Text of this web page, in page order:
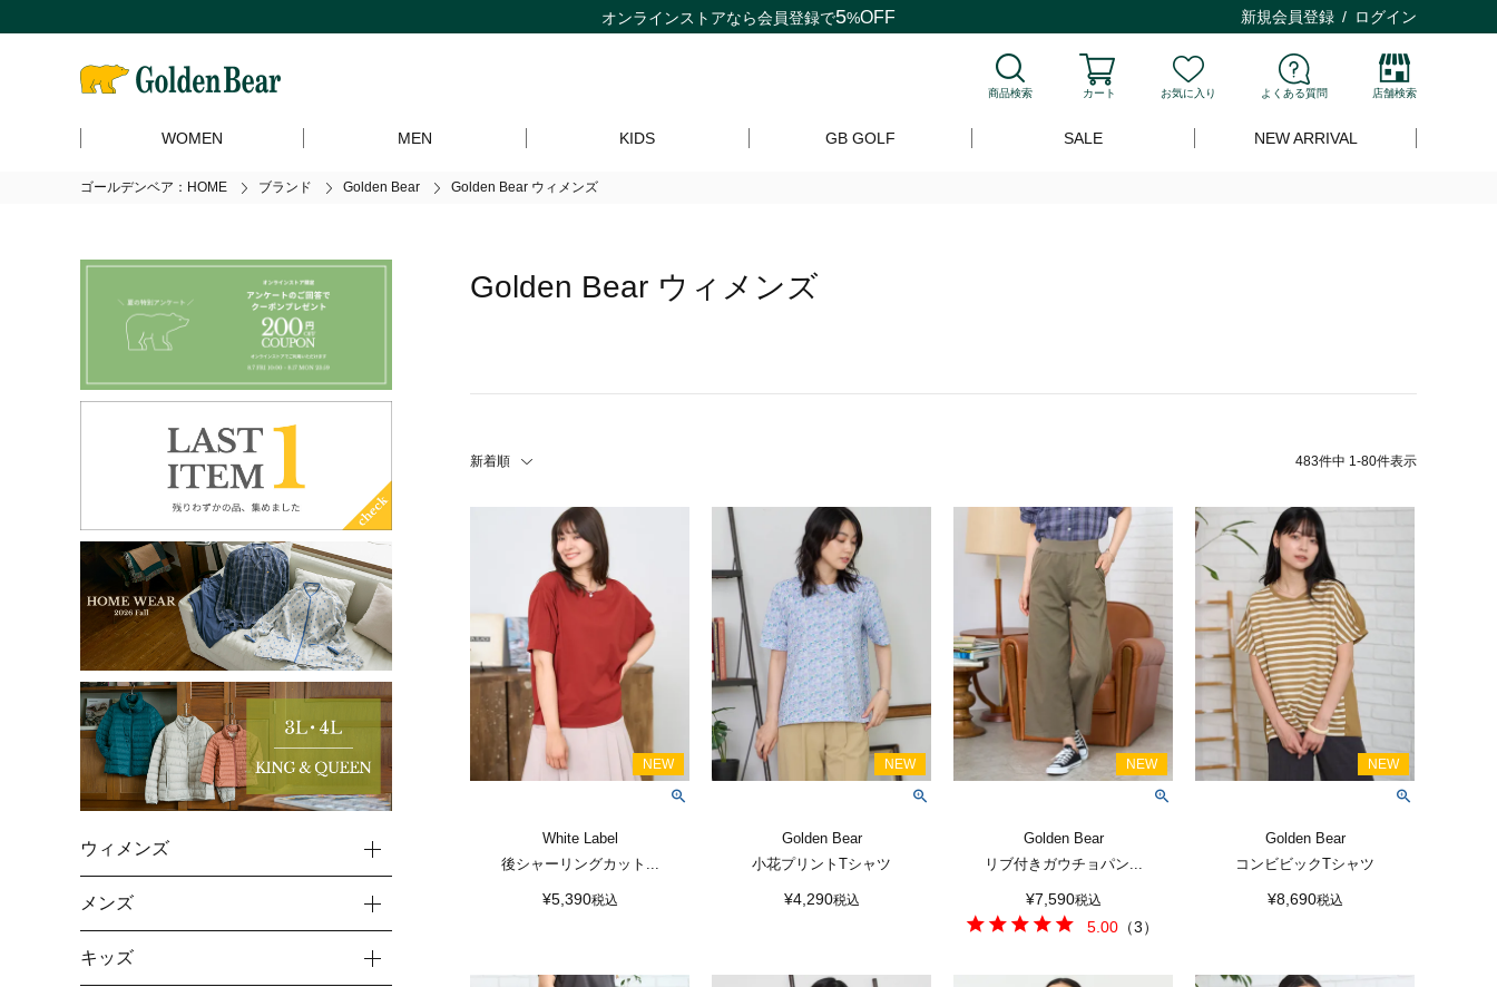
オンラインストアなら会員登録で5%OFF 新規会員登録 ログイン
商品検索 カート お気に入り よくある質問 店舗検索
WOMEN MEN KIDS GB GOLF SALE NEW ARRIVAL
ゴールデンベア：HOME ブランド Golden Bear Golden Bear ウィメンズ
Golden Bear ウィメンズ
新着順 483件中 1-80件表示
White Label
後シャーリングカット...
¥5,390税込
Golden Bear
小花プリントTシャツ
¥4,290税込
Golden Bear
リブ付きガウチョパン...
¥7,590税込
5.00 （3）
Golden Bear
コンビビックTシャツ
¥8,690税込
ウィメンズ
メンズ
キッズ